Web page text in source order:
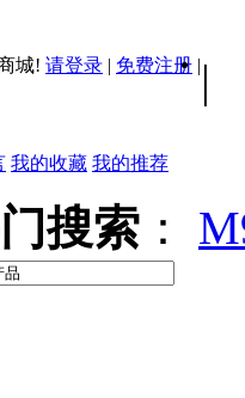
城! 请登录 | 免费注册 | |
我的收藏 我的推荐
搜索 ：